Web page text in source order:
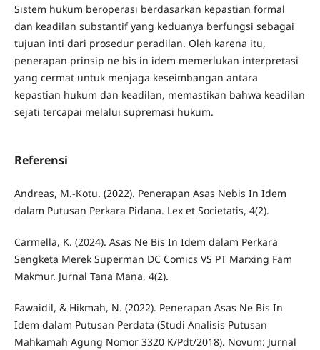
Sistem hukum beroperasi berdasarkan kepastian formal
dan keadilan substantif yang keduanya berfungsi sebagai
tujuan inti dari prosedur peradilan. Oleh karena itu,
penerapan prinsip ne bis in idem memerlukan interpretasi
yang cermat untuk menjaga keseimbangan antara
kepastian hukum dan keadilan, memastikan bahwa keadilan
sejati tercapai melalui supremasi hukum.
Referensi
Andreas, M.-Kotu. (2022). Penerapan Asas Nebis In Idem
dalam Putusan Perkara Pidana. Lex et Societatis, 4(2).
Carmella, K. (2024). Asas Ne Bis In Idem dalam Perkara
Sengketa Merek Superman DC Comics VS PT Marxing Fam
Makmur. Jurnal Tana Mana, 4(2).
Fawaidil, & Hikmah, N. (2022). Penerapan Asas Ne Bis In
Idem dalam Putusan Perdata (Studi Analisis Putusan
Mahkamah Agung Nomor 3320 K/Pdt/2018). Novum: Jurnal